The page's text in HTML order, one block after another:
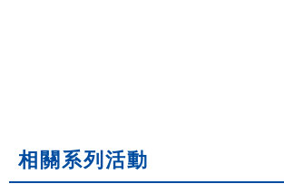
相關系列活動